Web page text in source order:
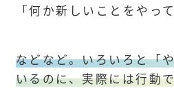
「何か新しいことをやっ
などなど。いろいろと「
いるのに、実際には行動